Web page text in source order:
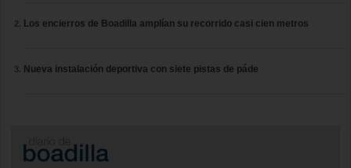
Los encierros de Boadilla amplían su recorrido casi cien metros
Nueva instalación deportiva con siete pistas de páde